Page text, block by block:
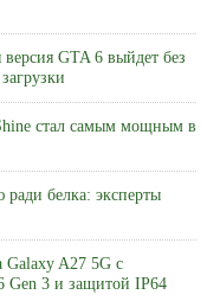
GTA 6 выйдет без
стал самым мощным в
белка: эксперты
Galaxy A27 5G с
Gen 3 и защитой IP64